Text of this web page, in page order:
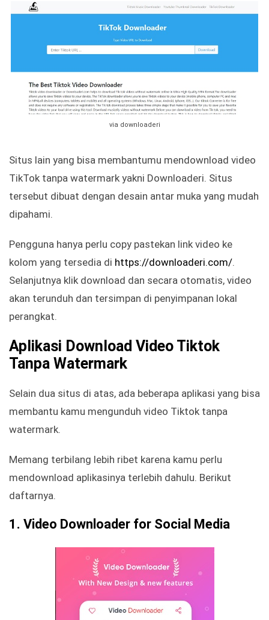
via downloaderi
Situs lain yang bisa membantumu mendownload video
TikTok tanpa watermark yakni Downloaderi. Situs
tersebut dibuat dengan desain antar muka yang mudah
dipahami.
Pengguna hanya perlu copy pastekan link video ke
kolom yang tersedia di https://downloaderi.com/.
Selanjutnya klik download dan secara otomatis, video
akan terunduh dan tersimpan di penyimpanan lokal
perangkat.
Aplikasi Download Video Tiktok
Tanpa Watermark
Selain dua situs di atas, ada beberapa aplikasi yang bisa
membantu kamu mengunduh video Tiktok tanpa
watermark.
Memang terbilang lebih ribet karena kamu perlu
mendownload aplikasinya terlebih dahulu. Berikut
daftarnya.
1. Video Downloader for Social Media